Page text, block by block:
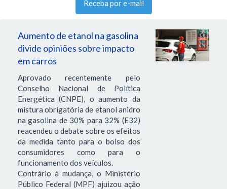
Receba por e-mail
Aumento de etanol na gasolina
divide opiniões sobre impacto
em carros
Aprovado recentemente pelo
Conselho Nacional de Política
Energética (CNPE), o aumento da
mistura obrigatória de etanol anidro
na gasolina de 30% para 32% (E32)
reacendeu o debate sobre os efeitos
da medida tanto para o bolso dos
consumidores como para o
funcionamento dos veículos.
Contrário à mudança, o Ministério
Público Federal (MPF) ajuizou ação